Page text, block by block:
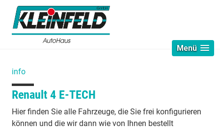
Menü
info
Renault 4 E-TECH
Hier finden Sie alle Fahrzeuge, die Sie frei konfigurieren
können und die wir dann wie von Ihnen bestellt